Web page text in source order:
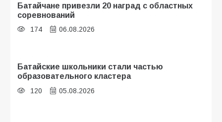
Батайчане привезли 20 наград с областных
соревнований
174 06.08.2026
Батайские школьники стали частью
образовательного кластера
120 05.08.2026